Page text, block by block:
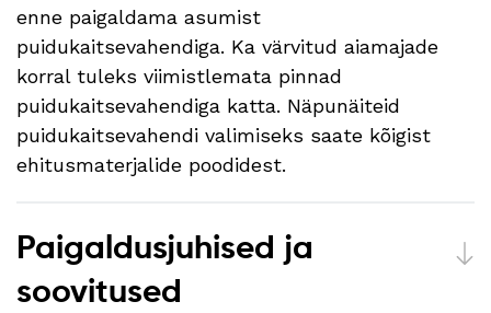
enne paigaldama asumist
puidukaitsevahendiga. Ka värvitud aiamajade
korral tuleks viimistlemata pinnad
puidukaitsevahendiga katta. Näpunäiteid
puidukaitsevahendi valimiseks saate kõigist
ehitusmaterjalide poodidest.
Paigaldusjuhised ja
soovitused